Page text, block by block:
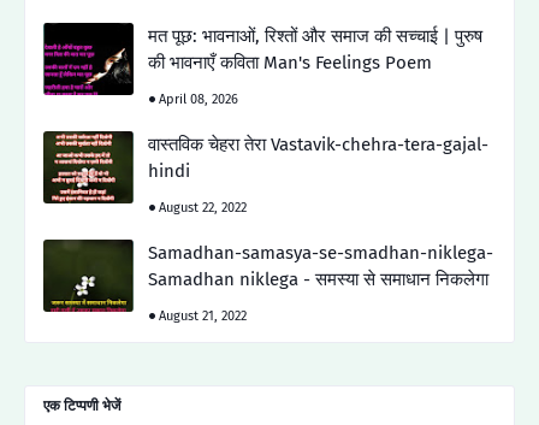
मत पूछ: भावनाओं, रिश्तों और समाज की सच्चाई | पुरुष
की भावनाएँ कविता Man's Feelings Poem
April 08, 2026
वास्तविक चेहरा तेरा Vastavik-chehra-tera-gajal-
hindi
August 22, 2022
Samadhan-samasya-se-smadhan-niklega-
Samadhan niklega - समस्या से समाधान निकलेगा
August 21, 2022
एक टिप्पणी भेजें